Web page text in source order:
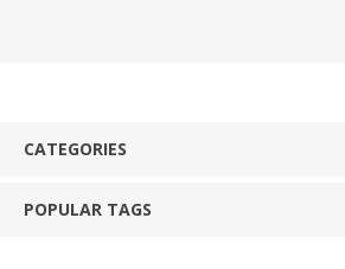
CATEGORIES
POPULAR TAGS